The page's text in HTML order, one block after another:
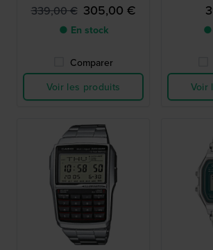
339,00 € 305,00 €
● En stock
Comparer
Voir les produits
●
Voir